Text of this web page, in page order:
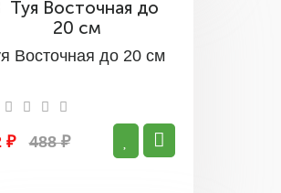
Восточная до 20 см
₽ 488 ₽